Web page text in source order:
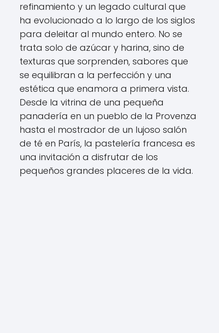
refinamiento y un legado cultural que
ha evolucionado a lo largo de los siglos
para deleitar al mundo entero. No se
trata solo de azúcar y harina, sino de
texturas que sorprenden, sabores que
se equilibran a la perfección y una
estética que enamora a primera vista.
Desde la vitrina de una pequeña
panadería en un pueblo de la Provenza
hasta el mostrador de un lujoso salón
de té en París, la pastelería francesa es
una invitación a disfrutar de los
pequeños grandes placeres de la vida.